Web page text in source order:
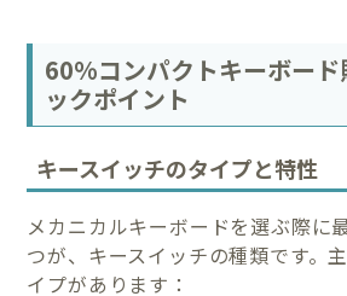
60%コンパクトキーボード
ックポイント
キースイッチのタイプと特性
メカニカルキーボードを選ぶ際に
つが、キースイッチの種類です。
イプがあります：